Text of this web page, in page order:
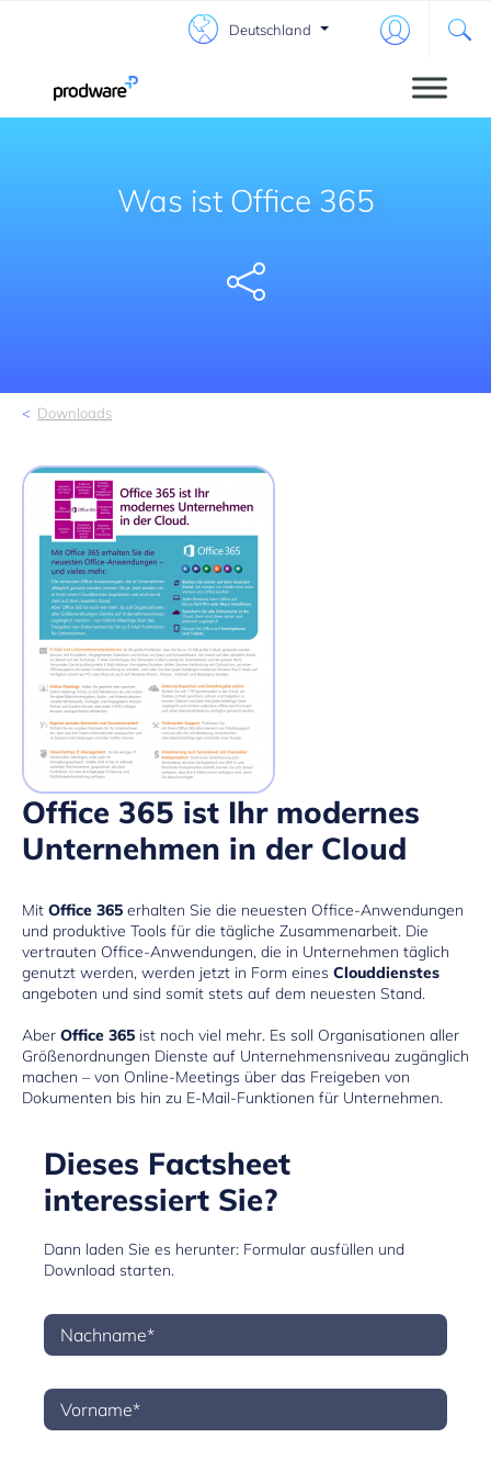
Deutschland
Was ist Office 365
Downloads
Office 365 ist Ihr modernes
Unternehmen in der Cloud
Mit Office 365 erhalten Sie die neuesten Office-Anwendungen
und produktive Tools für die tägliche Zusammenarbeit. Die
vertrauten Office-Anwendungen, die in Unternehmen täglich
genutzt werden, werden jetzt in Form eines Clouddienstes
angeboten und sind somit stets auf dem neuesten Stand.
Aber Office 365 ist noch viel mehr. Es soll Organisationen aller
Größenordnungen Dienste auf Unternehmensniveau zugänglich
machen – von Online-Meetings über das Freigeben von
Dokumenten bis hin zu E-Mail-Funktionen für Unternehmen.
Dieses Factsheet
interessiert Sie?
Dann laden Sie es herunter: Formular ausfüllen und
Download starten.